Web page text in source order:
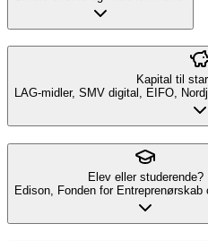
Kapital til
LAG-midler, SMV digital, EIFO,
Elev eller studerende?
Edison, Fonden for Entreprenørskab